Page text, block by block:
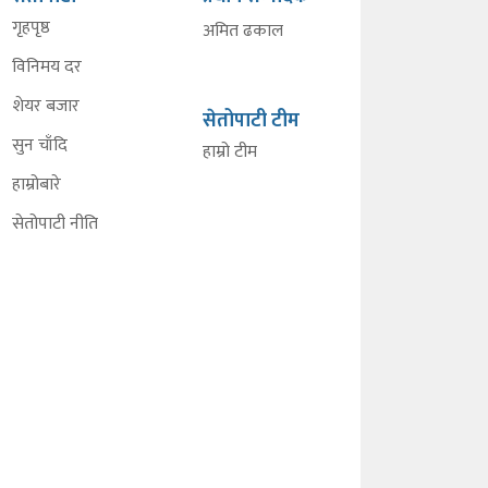
गृहपृष्ठ
विनिमय दर
शेयर बजार
सुन चाँदि
हाम्रोबारे
सेतोपाटी नीति
अमित ढकाल
सेतोपाटी टीम
हाम्रो टीम